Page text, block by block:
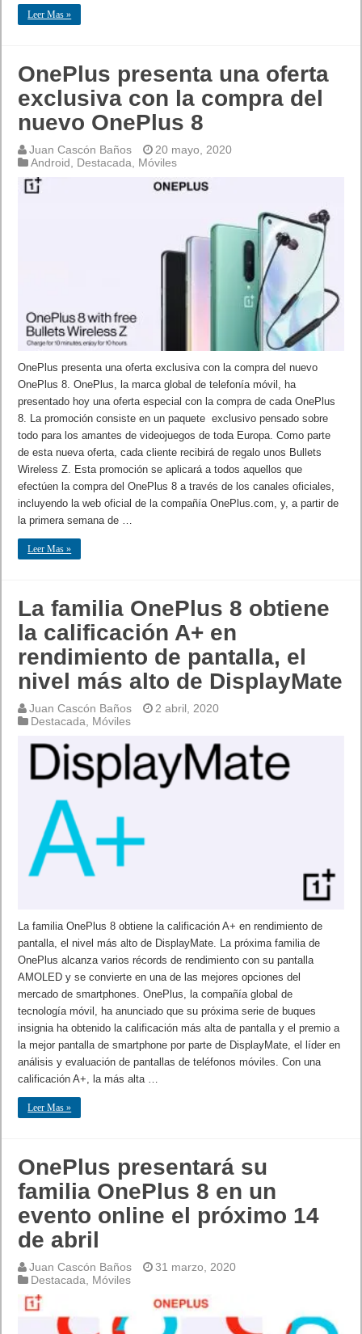
Leer Mas »
OnePlus presenta una oferta
exclusiva con la compra del
nuevo OnePlus 8
Juan Cascón Baños
20 mayo, 2020
Android, Destacada, Móviles
OnePlus presenta una oferta exclusiva con la compra del nuevo
OnePlus 8. OnePlus, la marca global de telefonía móvil, ha
presentado hoy una oferta especial con la compra de cada OnePlus
8. La promoción consiste en un paquete exclusivo pensado sobre
todo para los amantes de videojuegos de toda Europa. Como parte
de esta nueva oferta, cada cliente recibirá de regalo unos Bullets
Wireless Z. Esta promoción se aplicará a todos aquellos que
efectúen la compra del OnePlus 8 a través de los canales oficiales,
incluyendo la web oficial de la compañía OnePlus.com, y, a partir de
la primera semana de …
Leer Mas »
La familia OnePlus 8 obtiene
la calificación A+ en
rendimiento de pantalla, el
nivel más alto de DisplayMate
Juan Cascón Baños
2 abril, 2020
Destacada
Móviles
La familia OnePlus 8 obtiene la calificación A+ en rendimiento de
pantalla, el nivel más alto de DisplayMate. La próxima familia de
OnePlus alcanza varios récords de rendimiento con su pantalla
AMOLED y se convierte en una de las mejores opciones del
mercado de smartphones. OnePlus, la compañía global de
tecnología móvil, ha anunciado que su próxima serie de buques
insignia ha obtenido la calificación más alta de pantalla y el premio a
la mejor pantalla de smartphone por parte de DisplayMate, el líder en
análisis y evaluación de pantallas de teléfonos móviles. Con una
calificación A+, la más alta …
Leer Mas »
OnePlus presentará su
familia OnePlus 8 en un
evento online el próximo 14
de abril
Juan Cascón Baños
31 marzo, 2020
Destacada
Móviles